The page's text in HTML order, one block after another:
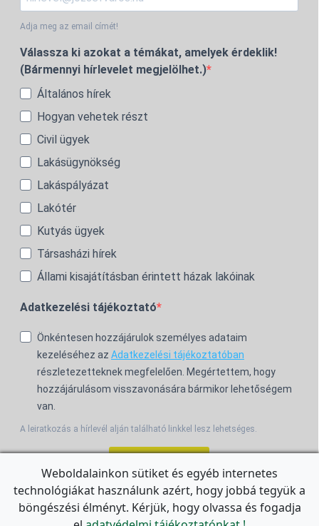
Adja meg az email címét!
Válassza ki azokat a témákat, amelyek érdeklik!
(Bármennyi hírlevelet megjelölhet.)
Általános hírek
Hogyan vehetek részt
Civil ügyek
Lakásügynökség
Lakáspályázat
Lakótér
Kutyás ügyek
Társasházi hírek
Állami kisajátításban érintett házak lakóinak
Adatkezelési tájékoztató
Önkéntesen hozzájárulok személyes adataim
kezeléséhez az Adatkezelési tájékoztatóban
részletezetteknek megfelelően. Megértettem, hogy
hozzájárulásom visszavonására bármikor lehetőségem
van.
A leiratkozás a hírlevél alján található linkkel lesz lehetséges.
For the English Newsletter, clickHERE.
Weboldalainkon sütiket és egyéb internetes
technológiákat használunk azért, hogy jobbá tegyük a
böngészési élményt. Kérjük, hogy olvassa és fogadja